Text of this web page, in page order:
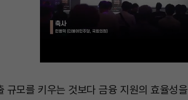
규모를 키우는 것보다 금융 지원의 효율성을